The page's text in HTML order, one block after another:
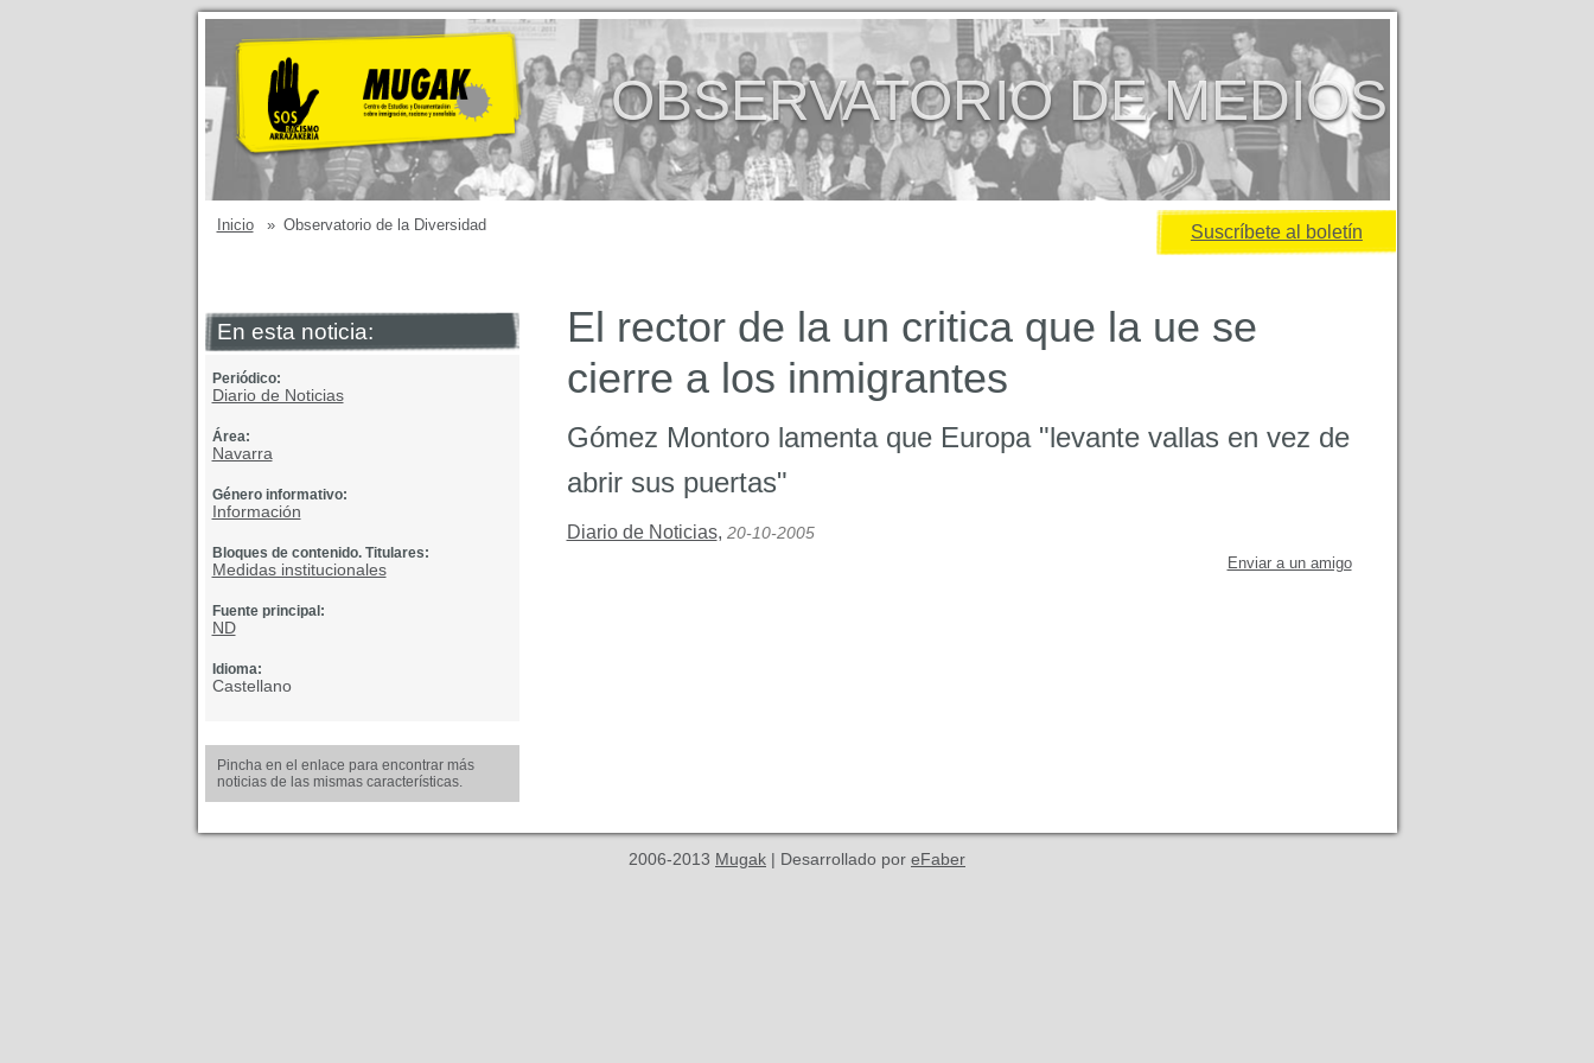
OBSERVATORIO DE MEDIOS
Inicio » Observatorio de la Diversidad Suscríbete al boletín
En esta noticia:
Periódico:
Diario de Noticias
Área:
Navarra
Género informativo:
Información
Bloques de contenido. Titulares:
Medidas institucionales
Fuente principal:
ND
Idioma:
Castellano
Pincha en el enlace para encontrar más
noticias de las mismas características.
El rector de la un critica que la ue se
cierre a los inmigrantes
Gómez Montoro lamenta que Europa "levante vallas en vez de
abrir sus puertas"
Diario de Noticias, 20-10-2005
Enviar a un amigo
2006-2013 Mugak | Desarrollado por eFaber